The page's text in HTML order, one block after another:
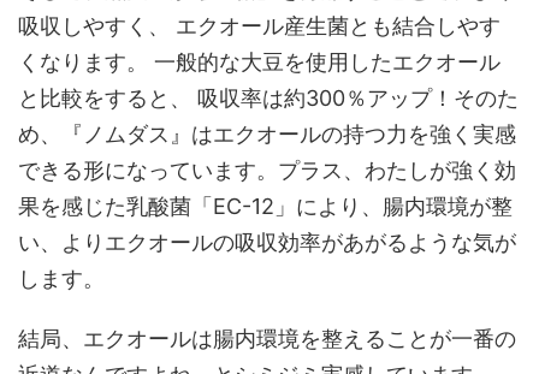
吸収しやすく、 エクオール産生菌とも結合しやす
くなります。 一般的な大豆を使用したエクオール
と比較をすると、 吸収率は約300％アップ！そのた
め、『ノムダス』はエクオールの持つ力を強く実感
できる形になっています。プラス、わたしが強く効
果を感じた乳酸菌「EC-12」により、腸内環境が整
い、よりエクオールの吸収効率があがるような気が
します。
結局、エクオールは腸内環境を整えることが一番の